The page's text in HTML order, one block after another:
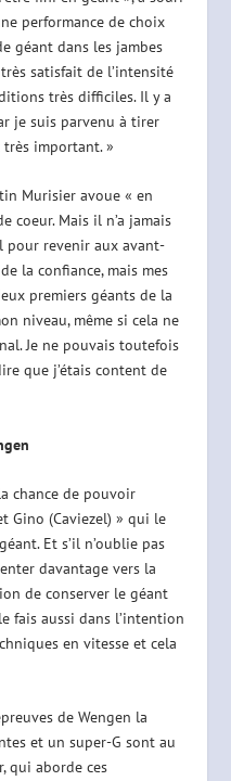
performance de choix
géant dans les jambes
satisfait de l’intensité
très difficiles. Il y a
je suis parvenu à tirer
très important. »
Murisier avoue « en
coeur. Mais il n’a jamais
pour revenir aux avant-
la confiance, mais mes
premiers géants de la
niveau, même si cela ne
Je ne pouvais toutefois
que j’étais content de
chance de pouvoir
Gino (Caviezel) » qui le
Et s’il n’oublie pas
davantage vers la
de conserver le géant
fais aussi dans l’intention
en vitesse et cela
de Wengen la
et un super-G sont au
qui aborde ces